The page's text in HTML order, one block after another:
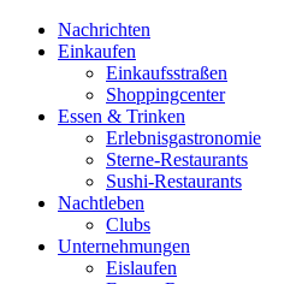
Nachrichten
Einkaufen
Einkaufsstraßen
Shoppingcenter
Essen & Trinken
Erlebnisgastronomie
Sterne-Restaurants
Sushi-Restaurants
Nachtleben
Clubs
Unternehmungen
Eislaufen